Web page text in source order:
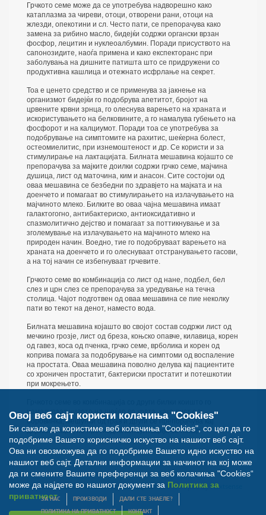
Овој веб сајт користи колачиња "Cookies"
Би сакале да користиме веб колачиња "Cookies", со цел да го
подобриме Вашето корисничко искуство на нашиот веб сајт.
Ова ни овозможува да го подобриме Вашето идно искуство на
нашиот веб сајт. Детални информации за начинот на кој може
да ги смените Вашите преференци за веб колачиња "Cookies“
може да најдете во нашиот документ за Политика за
приватност
Грчкото семе може да се употребува надворешно како
катаплазма за чиреви, отоци, отворени рани, отоци на
жлезди, опекотини и сл. Често пати, се препорачува како
замена за рибино масло, бидејќи содржи органски врзан
фосфор, лецитин и нуклеоалбумин. Поради присуството на
сапонозидите, наоѓа примена и како експекторанс при
заболувања на дишните патишта што се придружени со
продуктивна кашлица и отежнато исфрлање на секрет.
Тоа е ценето средство и се применува за јакнење на
организмот бидејќи го подобрува апетитот, бројот на
црвените крвни зрнца, го олеснува варењето на храната и
искористувањето на белковините, а го намалува губењето на
фосфорот и на калциумот. Поради тоа се употребува за
подобрување на симптомите на рахитис, шеќерна болест,
остеомиелитис, при изнемоштеност и др. Се користи и за
стимулирање на лактацијата. Билната мешавина којашто се
препорачува за мајките доилки содржи грчко семе, мајчина
душица, лист од маточина, ким и анасон. Сите состојки од
оваа мешавина се безбедни по здравјето на мајката и на
доенчето и помагаат во стимулирањето на излачувањето на
мајчиното млеко. Билките во оваа чајна мешавина имаат
галактогогно, антибактериско, антиоксидативно и
спазмолитично дејство и помагаат за поттикнување и за
зголемување на излачувањето на мајчиното млеко на
природен начин. Воедно, тие го подобруваат варењето на
храната на доенчето и го олеснуваат отстранувањето гасови,
а на тој начин се избегнуваат грчевите.
Грчкото семе во комбинација со лист од нане, подбел, бел
слез и црн слез се препорачува за уредување на течна
столица. Чајот подготвен од оваа мешавина се пие неколку
пати во текот на денот, наместо вода.
Билната мешавина којашто во својот состав содржи лист од
мечкино грозје, лист од бреза, коњско опавче, килавица, корен
од гавез, коса од пченка, грчко семе, врболика и корен од
коприва помага за подобрување на симптоми од воспаление
на простата. Оваа мешавина поволно делува кај пациентите
со хроничен простатит, бактериски простатит и потешкотии
при мокрењето.
намалуваат нивото на шеќер во крвта, како лист од
боровинка, мешунки од грав и други се препорачува кај
дијабетичари, по претходна консултација со лекар.
© Билна Аптека 2012. Сите права задржани. Developed byNextsense
ЗА НАС ПРОИЗВОДИ
ДАЛИ СТЕ ЗНАЕЛЕ?
ПОЛИТИКА НА ПРИВАТНОСТ
КОНТАКТ